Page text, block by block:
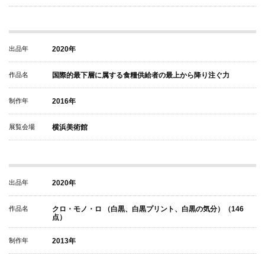
出品年 2020年
作品名 国際的最下層に属する食糧供給者の最上から降り注ぐ力
制作年 2016年
展覧会場 横浜美術館
出品年 2020年
作品名
クロ・モノ・ロ （白黒、白黒プリント、白黒の気分）（146
点）
制作年 2013年